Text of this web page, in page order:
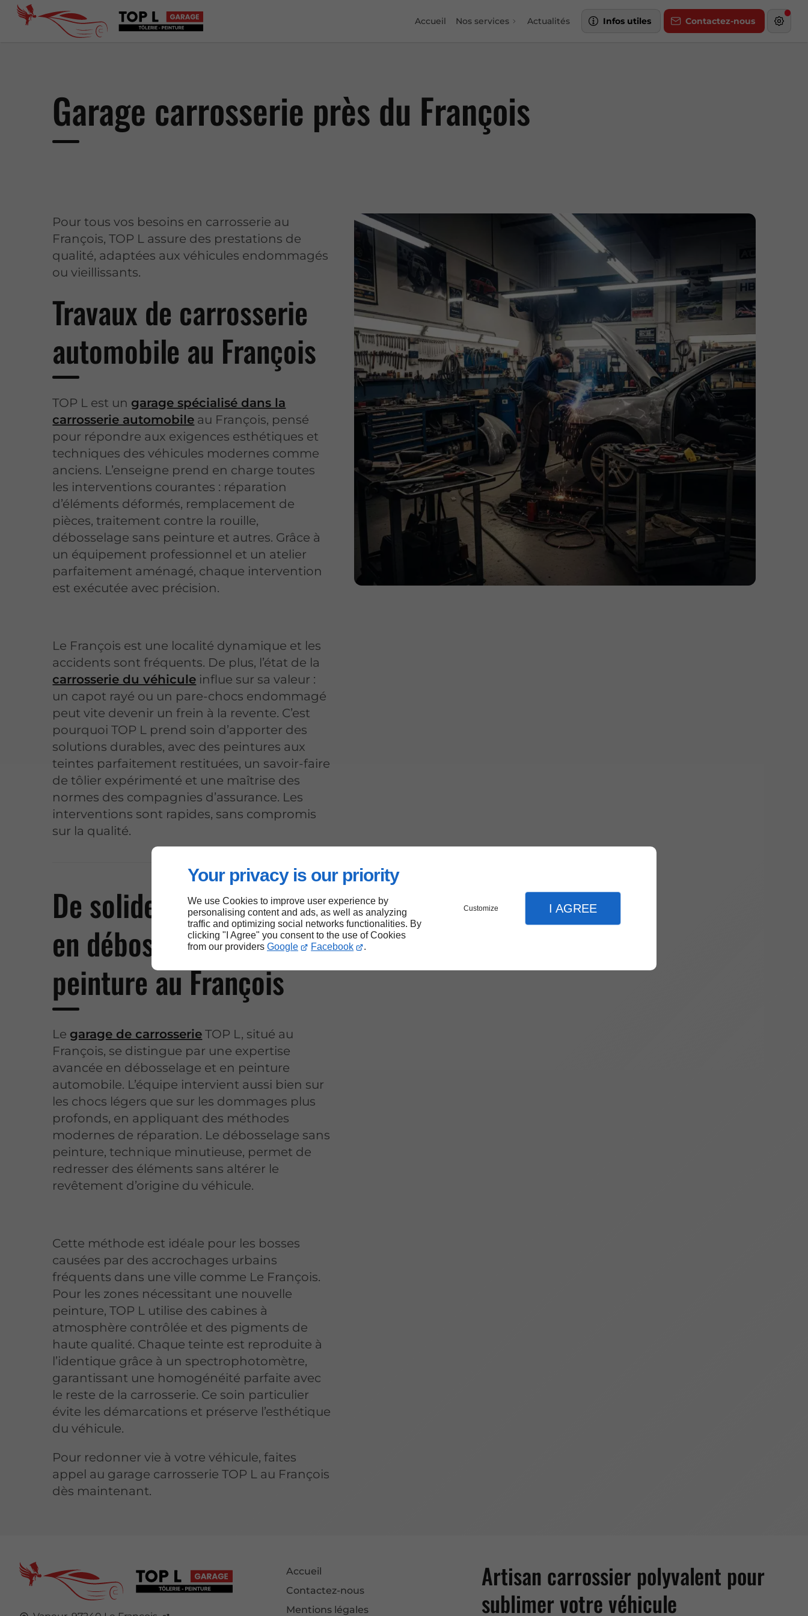
Your privacy is our priority
We use Cookies to improve user experience by
personalising content and ads, as well as analyzing
traffic and optimizing social networks functionalities. By
clicking "I Agree" you consent to the use of Cookies
from our providers Google Facebook .
Customize I AGREE
Accueil Nos services Actualités Infos utiles Contactez-nous
Garage carrosserie près du François
Pour tous vos besoins en carrosserie au
François, TOP L assure des prestations de
qualité, adaptées aux véhicules endommagés
ou vieillissants.
Travaux de carrosserie
automobile au François
TOP L est un garage spécialisé dans la
carrosserie automobile au François, pensé
pour répondre aux exigences esthétiques et
techniques des véhicules modernes comme
anciens. L’enseigne prend en charge toutes
les interventions courantes : réparation
d’éléments déformés, remplacement de
pièces, traitement contre la rouille,
débosselage sans peinture et autres. Grâce à
un équipement professionnel et un atelier
parfaitement aménagé, chaque intervention
est exécutée avec précision.
Le François est une localité dynamique et les
accidents sont fréquents. De plus, l’état de la
carrosserie du véhicule influe sur sa valeur :
un capot rayé ou un pare-chocs endommagé
peut vite devenir un frein à la revente. C’est
pourquoi TOP L prend soin d’apporter des
solutions durables, avec des peintures aux
teintes parfaitement restituées, un savoir-faire
de tôlier expérimenté et une maîtrise des
normes des compagnies d’assurance. Les
interventions sont rapides, sans compromis
sur la qualité.
De solides compétences
en débosselage et
peinture au François
Le garage de carrosserie TOP L, situé au
François, se distingue par une expertise
avancée en débosselage et en peinture
automobile. L’équipe intervient aussi bien sur
les chocs légers que sur les dommages plus
profonds, en appliquant des méthodes
modernes de réparation. Le débosselage sans
peinture, technique minutieuse, permet de
redresser des éléments sans altérer le
revêtement d’origine du véhicule.
Cette méthode est idéale pour les bosses
causées par des accrochages urbains
fréquents dans une ville comme Le François.
Pour les zones nécessitant une nouvelle
peinture, TOP L utilise des cabines à
atmosphère contrôlée et des pigments de
haute qualité. Chaque teinte est reproduite à
l’identique grâce à un spectrophotomètre,
garantissant une homogénéité parfaite avec
le reste de la carrosserie. Ce soin particulier
évite les démarcations et préserve l’esthétique
du véhicule.
Pour redonner vie à votre véhicule, faites
appel au garage carrosserie TOP L au François
dès maintenant.
Accueil
Contactez-nous
Mentions légales
Artisan carrossier polyvalent pour
sublimer votre véhicule